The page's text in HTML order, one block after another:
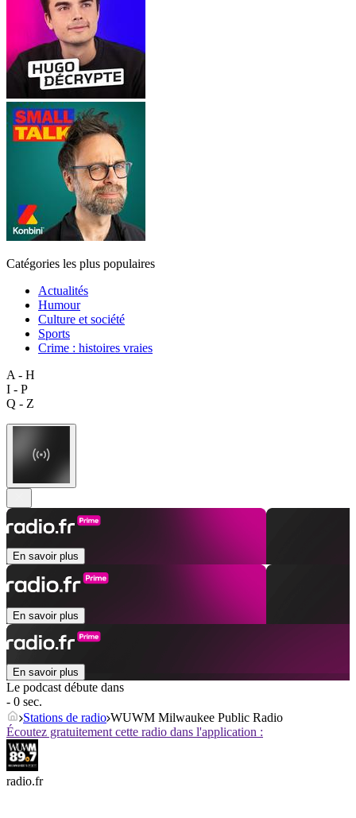
Catégories les plus populaires
Actualités
Humour
Culture et société
Sports
Crime : histoires vraies
A - H
I - P
Q - Z
En savoir plus
En savoir plus
En savoir plus
Le podcast débute dans
- 0 sec.
Stations de radio WUWM Milwaukee Public Radio
Écoutez gratuitement cette radio dans l'application :
radio.fr